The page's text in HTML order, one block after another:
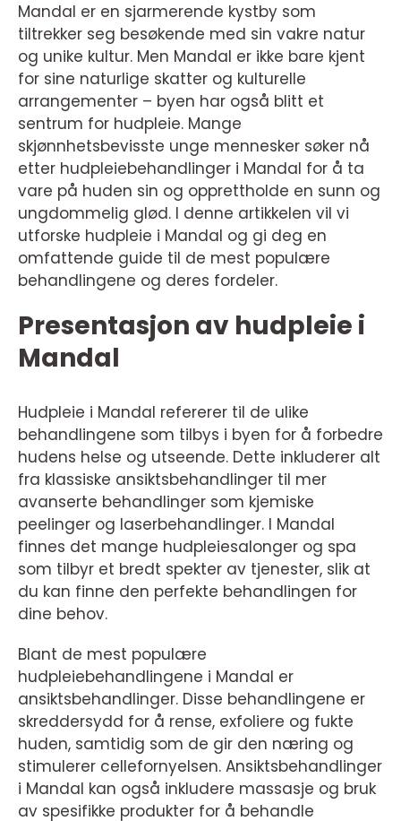
Mandal er en sjarmerende kystby som
tiltrekker seg besøkende med sin vakre natur
og unike kultur. Men Mandal er ikke bare kjent
for sine naturlige skatter og kulturelle
arrangementer – byen har også blitt et
sentrum for hudpleie. Mange
skjønnhetsbevisste unge mennesker søker nå
etter hudpleiebehandlinger i Mandal for å ta
vare på huden sin og opprettholde en sunn og
ungdommelig glød. I denne artikkelen vil vi
utforske hudpleie i Mandal og gi deg en
omfattende guide til de mest populære
behandlingene og deres fordeler.
Presentasjon av hudpleie i
Mandal
Hudpleie i Mandal refererer til de ulike
behandlingene som tilbys i byen for å forbedre
hudens helse og utseende. Dette inkluderer alt
fra klassiske ansiktsbehandlinger til mer
avanserte behandlinger som kjemiske
peelinger og laserbehandlinger. I Mandal
finnes det mange hudpleiesalonger og spa
som tilbyr et bredt spekter av tjenester, slik at
du kan finne den perfekte behandlingen for
dine behov.
Blant de mest populære
hudpleiebehandlingene i Mandal er
ansiktsbehandlinger. Disse behandlingene er
skreddersydd for å rense, exfoliere og fukte
huden, samtidig som de gir den næring og
stimulerer cellefornyelsen. Ansiktsbehandlinger
i Mandal kan også inkludere massasje og bruk
av spesifikke produkter for å behandle